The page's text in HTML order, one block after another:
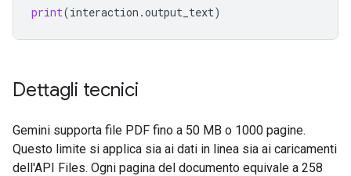
print(interaction .output_text)
Dettagli tecnici
Gemini supporta file PDF fino a 50 MB o 1000 pagine.
Questo limite si applica sia ai dati in linea sia ai caricamenti
dell'API Files. Ogni pagina del documento equivale a 258